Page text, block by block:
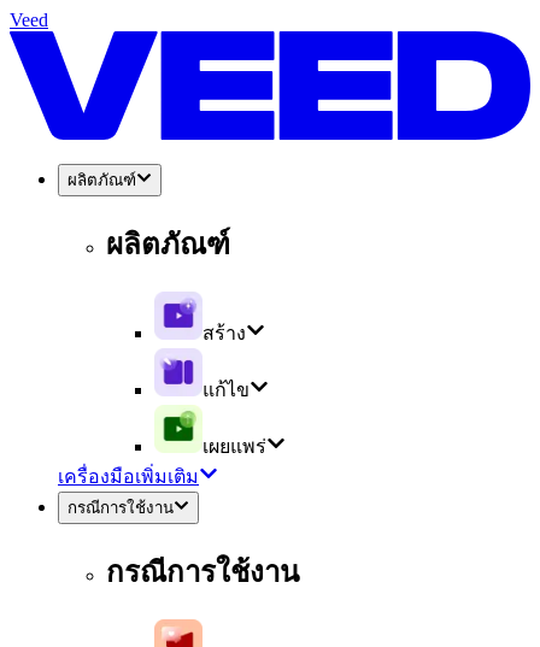
Veed
ผลิตภัณฑ์
ผลิตภัณฑ์
สร้าง
แก้ไข
เผยแพร่
เครื่องมือเพิ่มเติม
กรณีการใช้งาน
กรณีการใช้งาน